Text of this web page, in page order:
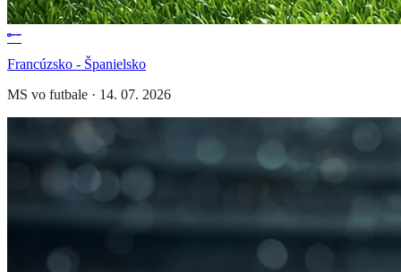
Francúzsko - Španielsko
MS vo futbale · 14. 07. 2026